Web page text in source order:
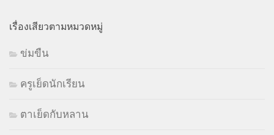
เรื่องเสียวตามหมวดหมู่
ข่มขืน
ครูเย็ดนักเรียน
ตาเย็ดกับหลาน